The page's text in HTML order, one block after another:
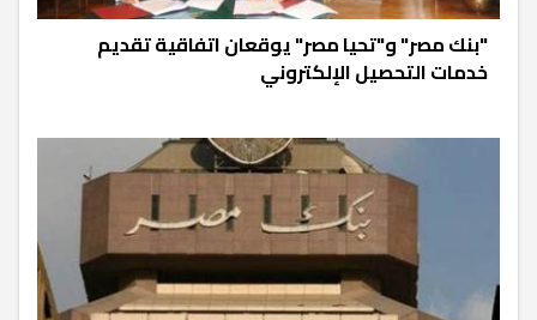
"بنك مصر" و"تحيا مصر" يوقعان اتفاقية تقديم
خدمات التحصيل الإلكتروني